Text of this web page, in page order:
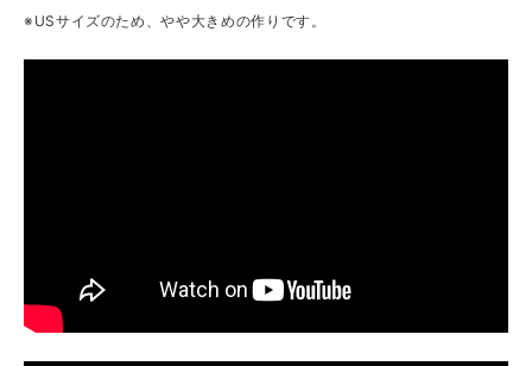
※USサイズのため、やや大きめの作りです。